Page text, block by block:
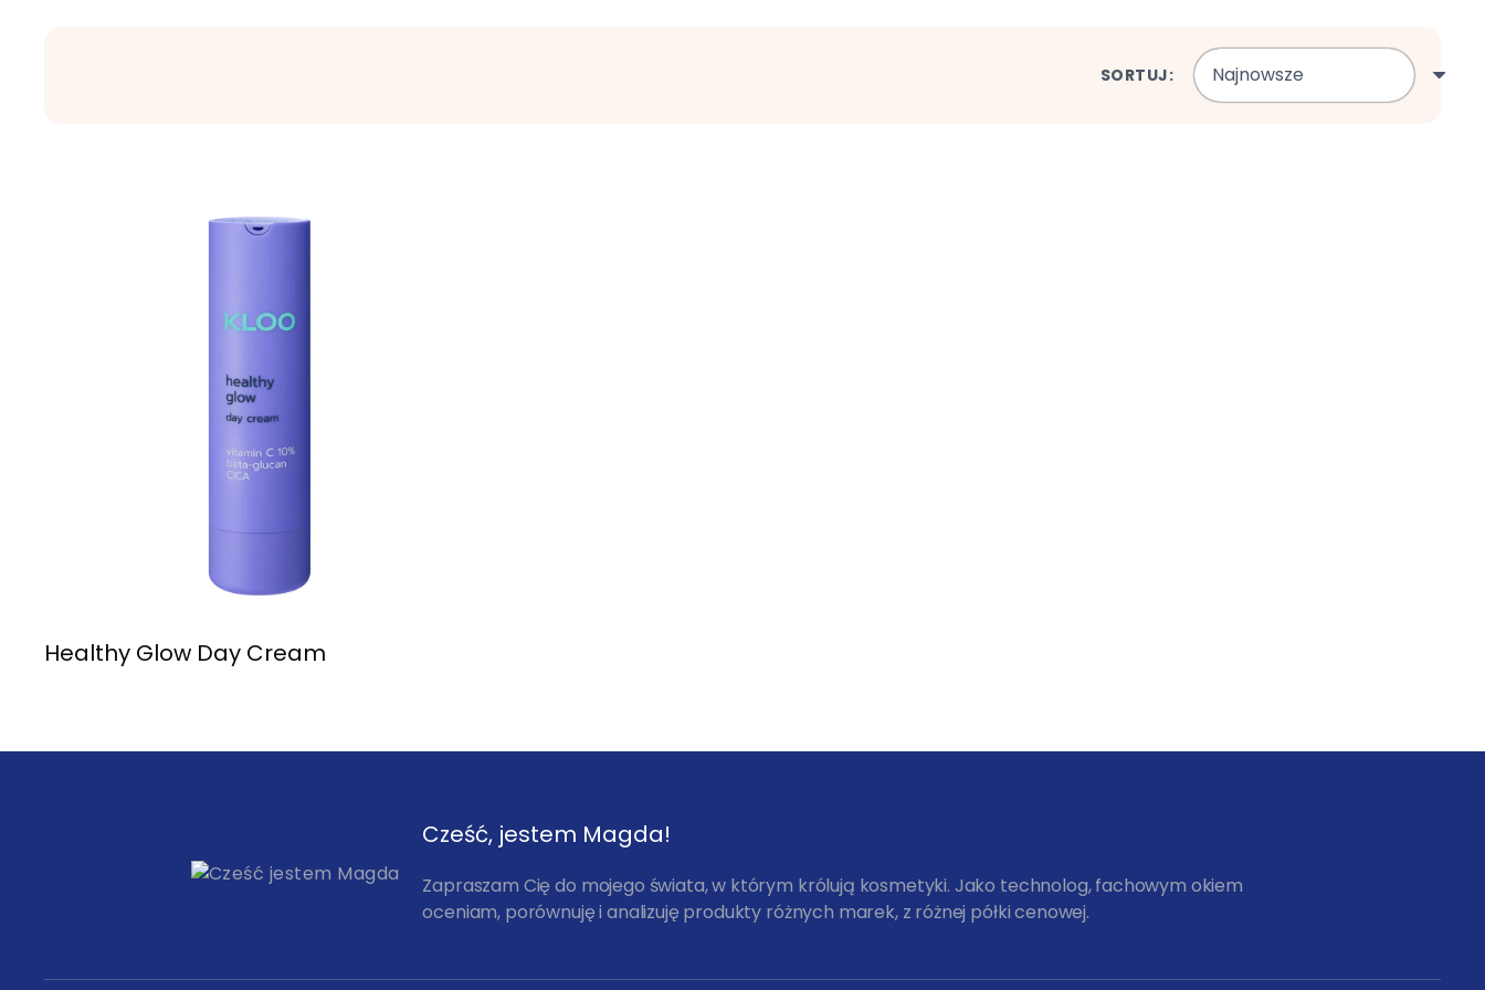
SORTUJ:
Healthy Glow Day Cream
Cześć, jestem Magda!
Zapraszam Cię do mojego świata, w którym królują kosmetyki. Jako technolog, fachowym okiem
oceniam, porównuję i analizuję produkty różnych marek, z różnej półki cenowej.